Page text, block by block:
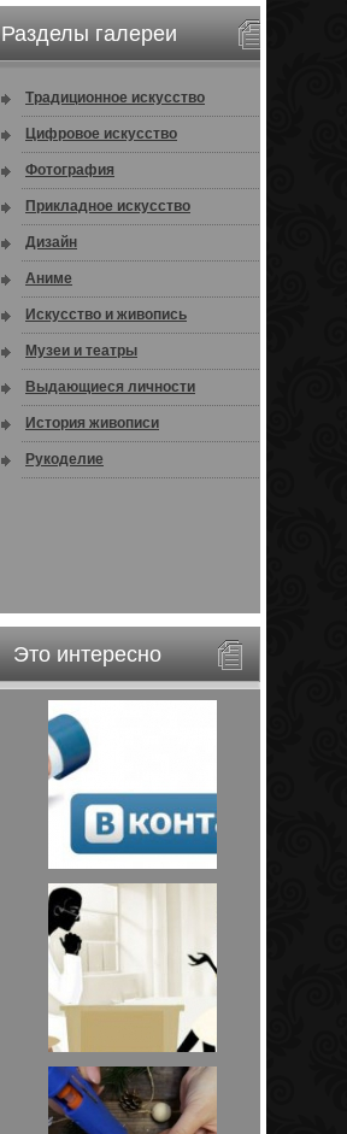
Разделы галереи
Традиционное искусство
Цифровое искусство
Фотография
Прикладное искусство
Дизайн
Аниме
Искусство и живопись
Музеи и театры
Выдающиеся личности
История живописи
Рукоделие
Это интересно